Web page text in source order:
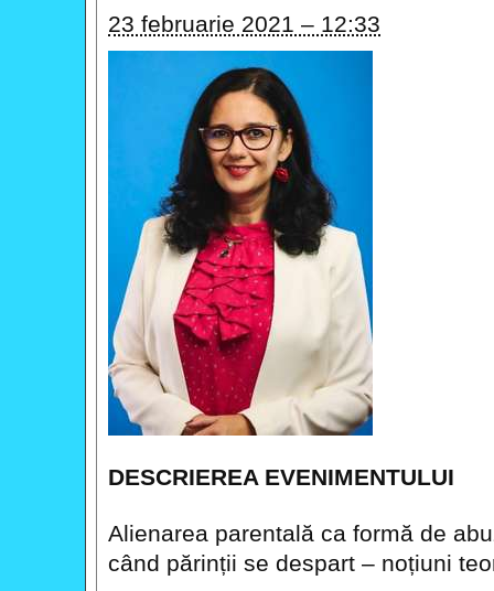
23 februarie 2021 – 12:33
DESCRIEREA EVENIMENTULUI
Alienarea parentală ca formă de
când părinții se despart – noțiuni